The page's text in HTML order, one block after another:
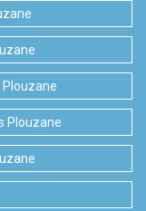
Plouzane